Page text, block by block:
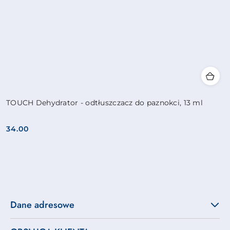
TOUCH Dehydrator - odtłuszczacz do paznokci, 13 ml
Cena:
34.00
Dane adresowe